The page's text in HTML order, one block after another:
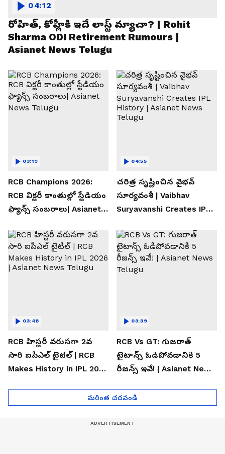
రోహిత్, కోహ్లీకి ఇదే లాస్ట్ మ్యాచా? | Rohit
Sharma ODI Retirement Rumours |
Asianet News Telugu
04:12
RCB Champions 2026:
RCB విక్టరీ కాంతుల్లో స్టేడియం
ఫ్యాన్స్ సంబరాలు| Asianet
03:19
చరిత్ర సృష్టించిన వైభవ్
సూర్యవంశీ | Vaibhav
Suryavanshi Creates IPL
Telugu
04:55
RCB హిస్టరీ వరుసగా 2వ
సారి ఐపీఎల్ టైటిల్ | RCB
Makes History in IPL 2026
03:48
RCB Vs GT: గుజరాత్
టైటాన్స్ ఓడిపోవడానికి 5
రీజన్స్ ఇవే! | Asianet News
03:39
మరింత చదవండి